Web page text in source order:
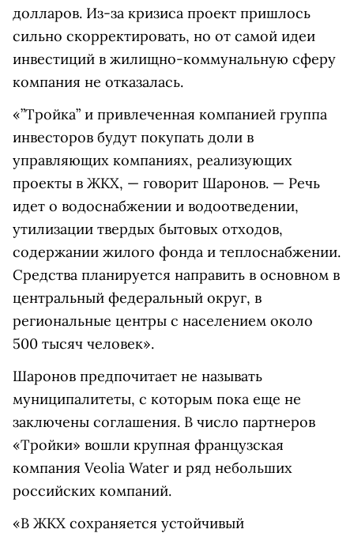
долларов. Из-за кризиса проект пришлось
сильно скорректировать, но от самой идеи
инвестиций в жилищно-коммунальную сферу
компания не отказалась.
«”Тройка” и привлеченная компанией группа
инвесторов будут покупать доли в
управляющих компаниях, реализующих
проекты в ЖКХ, — говорит Шаронов. — Речь
идет о водоснабжении и водоотведении,
утилизации твердых бытовых отходов,
содержании жилого фонда и теплоснабжении.
Средства планируется направить в основном в
центральный федеральный округ, в
региональные центры с населением около
500 тысяч человек».
Шаронов предпочитает не называть
муниципалитеты, с которым пока еще не
заключены соглашения. В число партнеров
«Тройки» вошли крупная французская
компания Veolia Water и ряд небольших
российских компаний.
«В ЖКХ сохраняется устойчивый